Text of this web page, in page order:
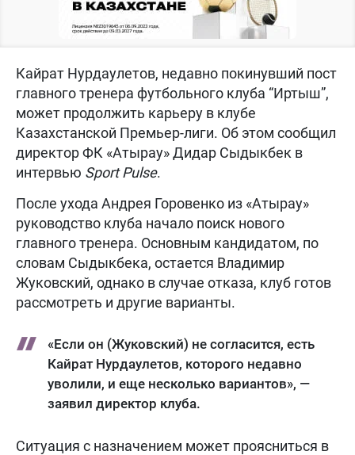
Кайрат Нурдаулетов, недавно покинувший пост
главного тренера футбольного клуба “Иртыш”,
может продолжить карьеру в клубе
Казахстанской Премьер-лиги. Об этом сообщил
директор ФК «Атырау» Дидар Сыдыкбек в
интервью Sport Pulse.
После ухода Андрея Горовенко из «Атырау»
руководство клуба начало поиск нового
главного тренера. Основным кандидатом, по
словам Сыдыкбека, остается Владимир
Жуковский, однако в случае отказа, клуб готов
рассмотреть и другие варианты.
«Если он (Жуковский) не согласится, есть
Кайрат Нурдаулетов, которого недавно
уволили, и еще несколько вариантов», —
заявил директор клуба.
Ситуация с назначением может проясниться в